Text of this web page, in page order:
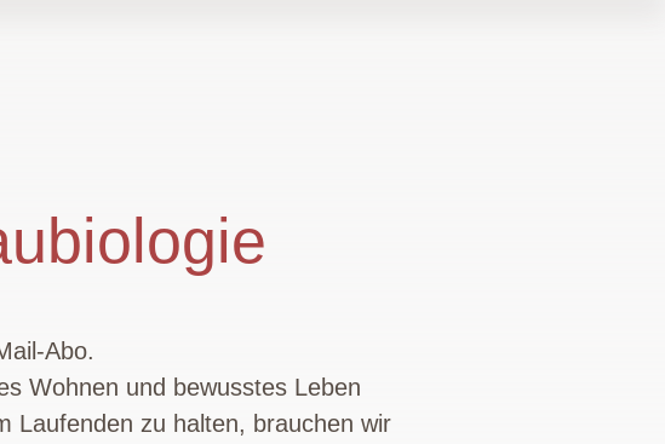
Abo.
Wohnen und bewusstes Leben
Laufenden zu halten, brauchen wir